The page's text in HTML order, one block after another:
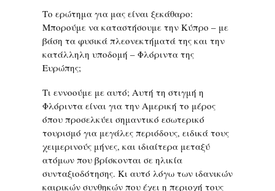
Το ερώτημα για μας είναι ξεκάθαρο:
Μπορούμε να καταστήσουμε την Κύπρο – με
βάση τα φυσικά πλεονεκτήματά της και την
κατάλληλη υποδομή – Φλόριντα της
Ευρώπης;
Τι εννοούμε με αυτό; Αυτή τη στιγμή η
Φλόριντα είναι για την Αμερική το μέρος
όπου προσελκύει σημαντικό εσωτερικό
τουρισμό για μεγάλες περιόδους, ειδικά τους
χειμερινούς μήνες, και ιδιαίτερα μεταξύ
ατόμων που βρίσκονται σε ηλικία
συνταξιοδότησης. Κι αυτό λόγω των ιδανικών
καιρικών συνθηκών που έχει η περιοχή τους